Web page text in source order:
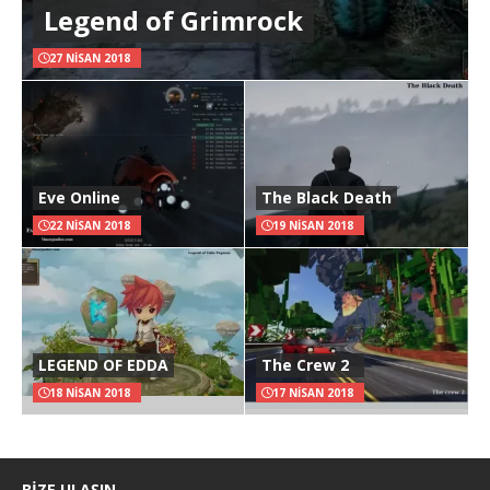
Legend of Grimrock
27 NISAN 2018
Eve Online
22 NISAN 2018
The Black Death
19 NISAN 2018
LEGEND OF EDDA
18 NISAN 2018
The Crew 2
17 NISAN 2018